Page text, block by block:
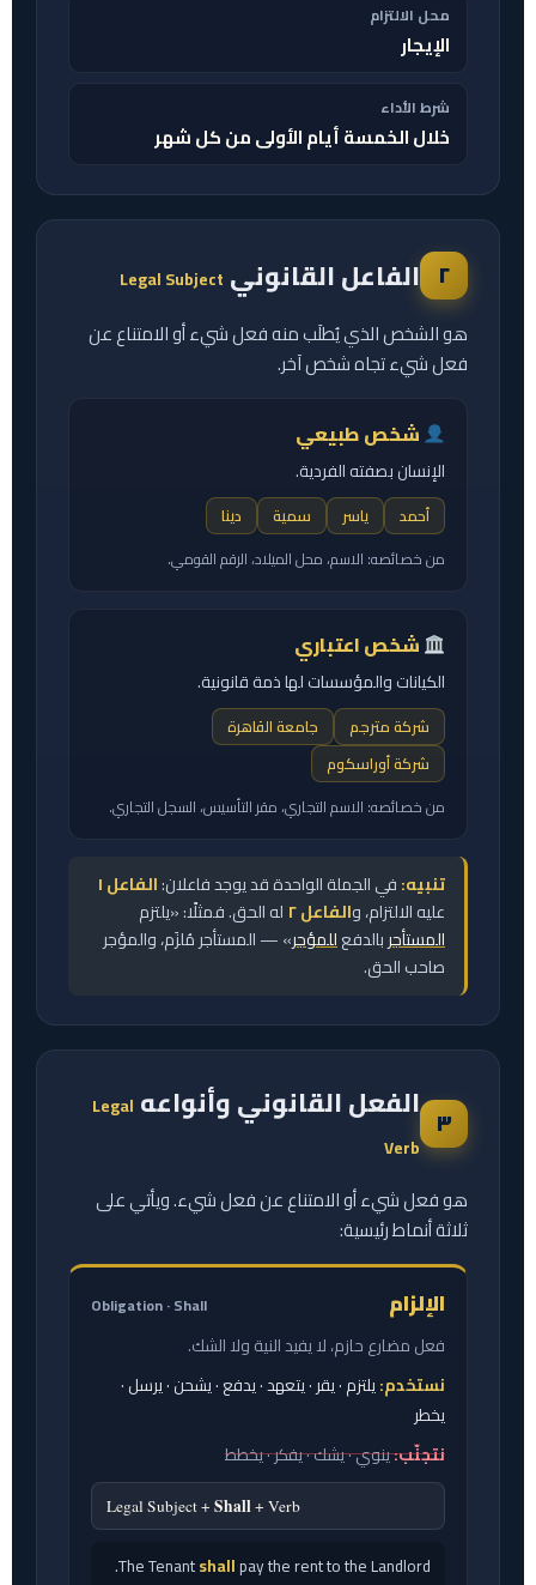
محل الالتزام
الإيجار
شرط الأداء
خلال الخمسة أيام الأولى من كل شهر
٢ الفاعل القانوني Legal Subject
هو الشخص الذي يُطلَب منه فعل شيء أو الامتناع عن
فعل شيء تجاه شخص آخر.
شخص طبيعي
الإنسان بصفته الفردية.
أحمد ياسر سمية
دينا
من خصائصه: الاسم، محل الميلاد، الرقم القومي.
شخص اعتباري
الكيانات والمؤسسات لها ذمة قانونية.
شركة مترجم
جامعة القاهرة
شركة أوراسكوم
من خصائصه: الاسم التجاري، مقر التأسيس، السجل التجاري.
تنبيه:في الجملة الواحدة قد يوجد فاعلان:الفاعل ١
عليه الالتزام، والفاعل ٢
له الحق. فمثلًا: «يلتزم
المستأجربالدفعللمؤجر» — المستأجر مُلزَم، والمؤجر
صاحب الحق.
٣ الفعل القانوني وأنواعه Legal
Verb
هو فعل شيء أو الامتناع عن فعل شيء. ويأتي على
ثلاثة أنماط رئيسية:
الإلزام Obligation · Shall
فعل مضارع حازم، لا يفيد النية ولا الشك.
نستخدم:يلتزم · يقر · يتعهد · يدفع · يشحن · يرسل ·
يخطر
نتجنّب:ينوي · يشك · يفكر · يخطط
Legal Subject + Shall+ Verb
The Tenantshallpay the rent to the Landlord.